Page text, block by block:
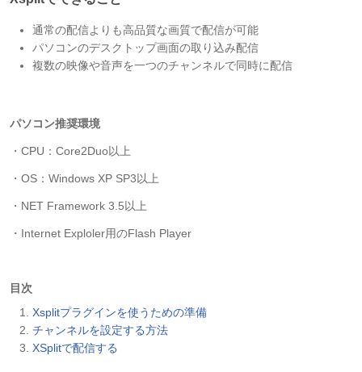
通常の配信よりも高品質な画質で配信が可能
パソコンのデスクトップ画面の取り込み配信
複数の映像や音声を一つのチャンネルで同時に配信
パソコン推奨環境
・CPU：Core2Duo以上
・OS：Windows XP SP3以上
・NET Framework 3.5以上
・Internet Exploler用のFlash Player
目次
Xsplitプラグインを使うための準備
チャンネルを設定する方法
XSplitで配信する